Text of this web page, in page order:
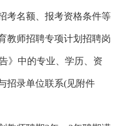
考名额、报考资格条件等
教师招聘专项计划招聘岗
》中的专业、学历、资
招录单位联系(见附件